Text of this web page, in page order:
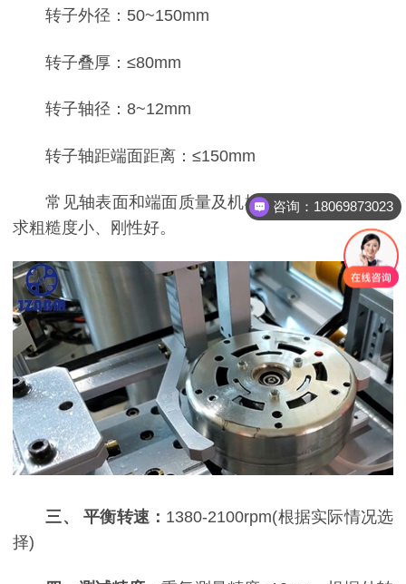
转子外径：50~150mm
转子叠厚：≤80mm
转子轴径：8~12mm
转子轴距端面距离：≤150mm
常见轴表面和端面质量及机械加工处理方式：要
求粗糙度小、刚性好。
三、 平衡转速： 1380-2100rpm(根据实际情况选
择)
咨询：18069873023